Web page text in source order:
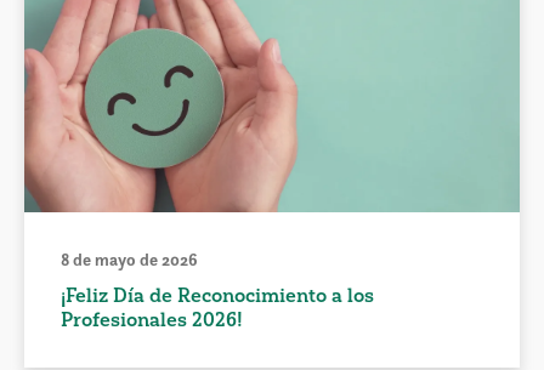
8 de mayo de 2026
¡Feliz Día de Reconocimiento a los
Profesionales 2026!